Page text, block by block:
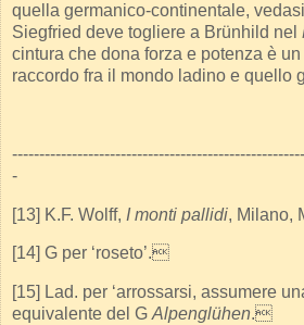
quella germanico-continentale,
Siegfried deve togliere a Brünhild nel
cintura che dona forza e potenza è
raccordo fra il mondo ladino e quello
-
[13] K.F. Wolff, I monti pallidi, Milano,
[14] G per ‘roseto’.
[15] Lad. per ‘arrossarsi, assumere
equivalente del G Alpenglühen.